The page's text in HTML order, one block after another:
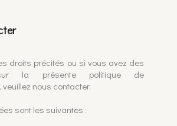
droits précités ou si vous avez des
la présente politique de
nous contacter.
sont les suivantes :